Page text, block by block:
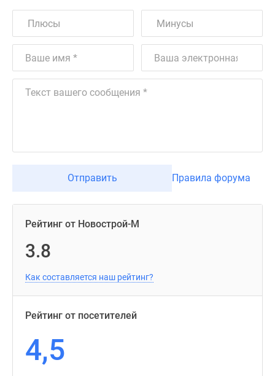
Отправить Правила форума
Рейтинг от Новострой-М
3.8
Как составляется наш рейтинг?
Рейтинг от посетителей
4,5